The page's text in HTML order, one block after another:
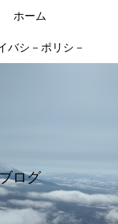
ログ
ホーム
バシ－ポリシ－